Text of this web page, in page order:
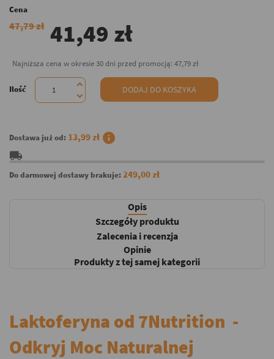
Cena
47,79 zł 41,49 zł
Najniższa cena w okresie 30 dni przed promocją: 47,79 zł
Ilość DODAJ DO KOSZYKA
Dostawa już od: 13,99 zł info
local_shipping
Do darmowej dostawy brakuje:249,00 zł
Opis
Szczegóły produktu
Zalecenia i recenzja
Opinie
Produkty z tej samej kategorii
Laktoferyna od 7Nutrition -
Odkryj Moc Naturalnej